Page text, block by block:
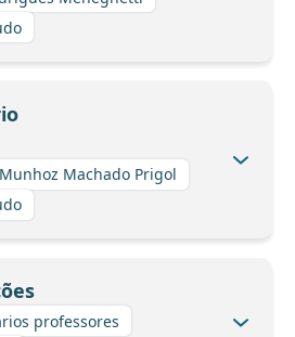
Machado Prigol
professores